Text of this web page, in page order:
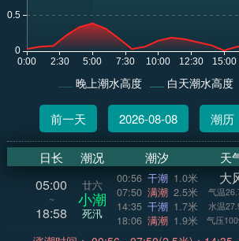
晚上潮水高度 白天潮水高度
前一天 2026-08-08 潮历
日长 潮况 潮汐 天
05:00
~
18:58
廿六
小潮
死汛
00:56 干潮 1.0米
07:50 满潮 2.5米
14:35 干潮 1.7米
18:06 满潮 1.9米
大
气温
水温
气压